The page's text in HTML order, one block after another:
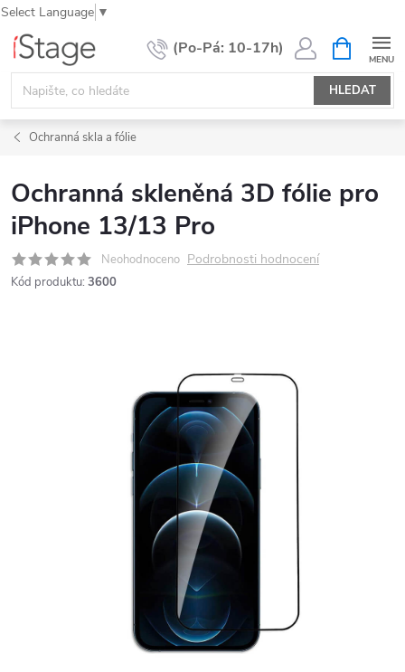
Select Language ▼
Přejít
obsah
HLEDAT
NÁKUPNÍ
KOŠÍK
Ochranná skla a fólie
Ochranná skleněná 3D fólie pro
iPhone 13/13 Pro
Neohodnoceno Podrobnosti hodnocení
Kód produktu: 3600